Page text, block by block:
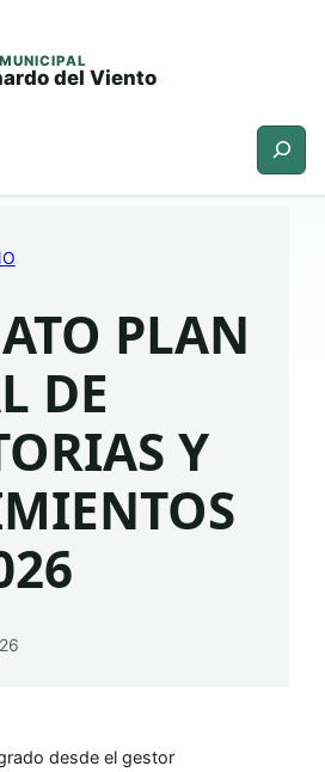
del Viento
Buscar
PLAN
DE
Y
desde el gestor